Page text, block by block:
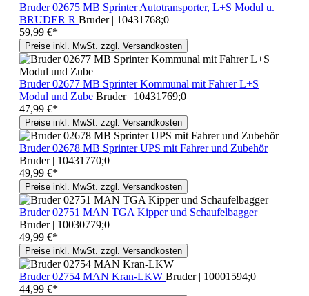
Bruder 02675 MB Sprinter Autotransporter, L+S Modul u.
BRUDER R Bruder | 10431768;0
59,99 €*
Preise inkl. MwSt. zzgl. Versandkosten
Bruder 02677 MB Sprinter Kommunal mit Fahrer L+S
Modul und Zube Bruder | 10431769;0
47,99 €*
Preise inkl. MwSt. zzgl. Versandkosten
Bruder 02678 MB Sprinter UPS mit Fahrer und Zubehör
Bruder | 10431770;0
49,99 €*
Preise inkl. MwSt. zzgl. Versandkosten
Bruder 02751 MAN TGA Kipper und Schaufelbagger
Bruder | 10030779;0
49,99 €*
Preise inkl. MwSt. zzgl. Versandkosten
Bruder 02754 MAN Kran-LKW Bruder | 10001594;0
44,99 €*